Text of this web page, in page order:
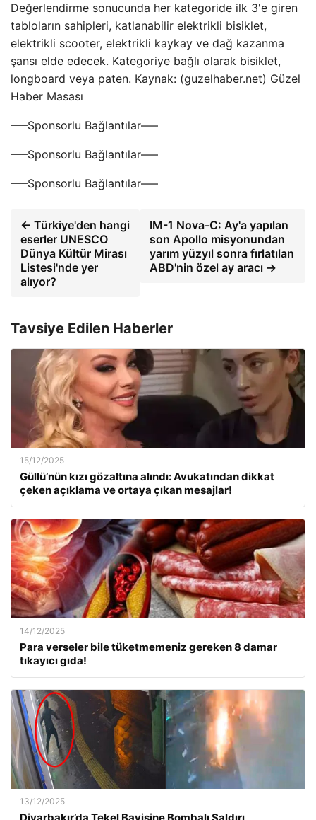
Değerlendirme sonucunda her kategoride ilk 3'e giren
tabloların sahipleri, katlanabilir elektrikli bisiklet,
elektrikli scooter, elektrikli kaykay ve dağ kazanma
şansı elde edecek. Kategoriye bağlı olarak bisiklet,
longboard veya paten. Kaynak: (guzelhaber.net) Güzel
Haber Masası
—–Sponsorlu Bağlantılar—–
—–Sponsorlu Bağlantılar—–
—–Sponsorlu Bağlantılar—–
← Türkiye'den hangi
eserler UNESCO
Dünya Kültür Mirası
Listesi'nde yer
alıyor?
IM-1 Nova-C: Ay'a yapılan
son Apollo misyonundan
yarım yüzyıl sonra fırlatılan
ABD'nin özel ay aracı →
Tavsiye Edilen Haberler
15/12/2025
Güllü’nün kızı gözaltına alındı: Avukatından dikkat
çeken açıklama ve ortaya çıkan mesajlar!
14/12/2025
Para verseler bile tüketmemeniz gereken 8 damar
tıkayıcı gıda!
13/12/2025